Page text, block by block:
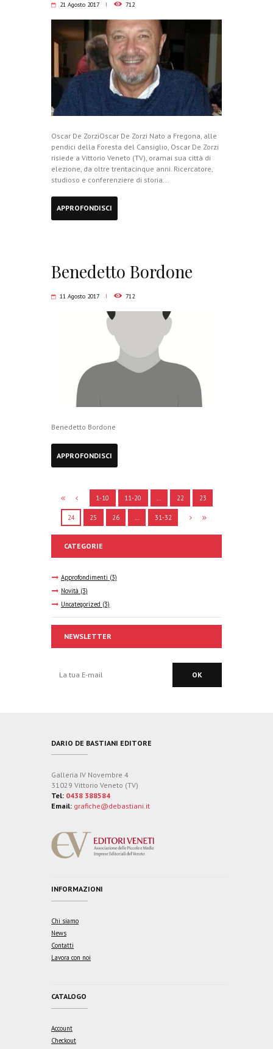
21 Agosto 2017 712
Oscar De ZorziOscar De Zorzi Nato a Fregona, alle
pendici della Foresta del Cansiglio, Oscar De Zorzi
risiede a Vittorio Veneto (TV), oramai sua città di
elezione, da oltre trentacinque anni. Ricercatore,
studioso e conferenziere di storia...
APPROFONDISCI
Benedetto Bordone
11 Agosto 2017 712
Benedetto Bordone
APPROFONDISCI
1-10 11-20 22 23
24 25 26 31-32
CATEGORIE
Approfondimenti (3)
Novità (3)
Uncategorized (3)
NEWSLETTER
DARIO DE BASTIANI EDITORE
Galleria IV Novembre 4
31029 Vittorio Veneto (TV)
Tel: 0438 388584
Email: grafiche@debastiani.it
INFORMAZIONI
Chi siamo
News
Contatti
Lavora con noi
CATALOGO
Account
Checkout